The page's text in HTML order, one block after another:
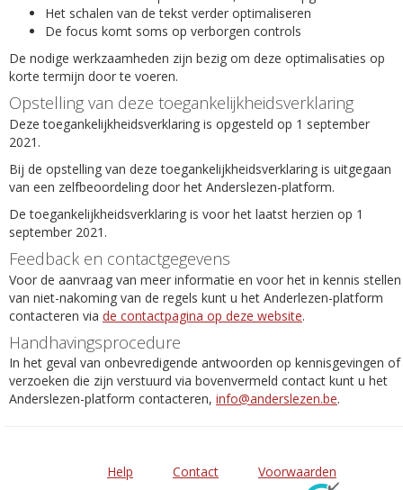
Het schalen van de tekst verder optimaliseren
De focus komt soms op verborgen controls
De nodige werkzaamheden zijn bezig om deze optimalisaties op
korte termijn door te voeren.
Opstelling van deze toegankelijkheidsverklaring
Deze toegankelijkheidsverklaring is opgesteld op 1 september
2021.
Bij de opstelling van deze toegankelijkheidsverklaring is uitgegaan
van een zelfbeoordeling door het Anderslezen-platform.
De toegankelijkheidsverklaring is voor het laatst herzien op 1
september 2021.
Feedback en contactgegevens
Voor de aanvraag van meer informatie en voor het in kennis stellen
van niet-nakoming van de regels kunt u het Anderlezen-platform
contacteren via de contactpagina op deze website.
Handhavingsprocedure
In het geval van onbevredigende antwoorden op kennisgevingen of
verzoeken die zijn verstuurd via bovenvermeld contact kunt u het
Anderslezen-platform contacteren, info@anderslezen.be.
Help Contact
Voorwaarden